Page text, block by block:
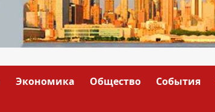
Экономика Общество События